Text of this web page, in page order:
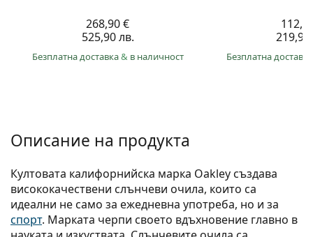
268,90 €
525,90 лв.
Безплатна доставка& в наличност Безплатна
Описание на продукта
Култовата калифорнийска марка Oakley създава
висок­окачествени слънчеви очила, които са
идеални не само за ежедневна употреба, но и за
спорт. Марката черпи своето вдъхновение главно в